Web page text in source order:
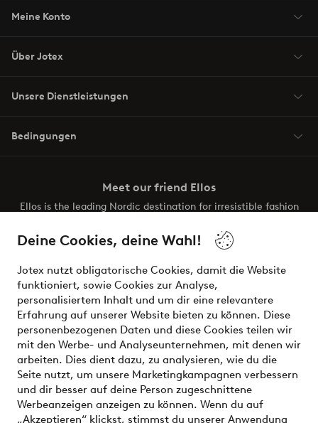
Deine Cookies, deine Wahl!
Jotex nutzt obligatorische Cookies, damit die Website
funktioniert, sowie Cookies zur Analyse,
personalisiertem Inhalt und um dir eine relevantere
Erfahrung auf unserer Website bieten zu können. Diese
personenbezogenen Daten und diese Cookies teilen wir
mit den Werbe- und Analyseunternehmen, mit denen wir
arbeiten. Dies dient dazu, zu analysieren, wie du die
Seite nutzt, um unsere Marketingkampagnen verbessern
und dir besser auf deine Person zugeschnittene
Werbeanzeigen anzeigen zu können. Wenn du auf
„Akzeptieren“ klickst, stimmst du unserer Anwendung
Meine Konto
Über Jotex
Unsere Dienstleistungen
Bedingungen
Meet our friend Ellos
Ellos is the leading Nordic destination for irresistible fashion
the latest trends, curated to make finding your next look
effortless. It’s all here.
Visit Ellos
Sichere Zahlungen - Jetzt bezahlen oder aufteilen
Möchtest du mehr über unsere
Zahlungsmöglichkeitenerfahren?